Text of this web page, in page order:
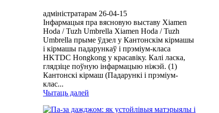
адміністратарам 26-04-15
Інфармацыя пра вясновую выставу Xiamen
Hoda / Tuzh Umbrella Xiamen Hoda / Tuzh
Umbrella прыме ўдзел у Кантонскім кірмашы
і кірмашы падарункаў і прэміум-класа
HKTDC Hongkong у красавіку. Калі ласка,
глядзіце поўную інфармацыю ніжэй. (1)
Кантонскі кірмаш (Падарункі і прэміум-
клас...
Чытаць далей